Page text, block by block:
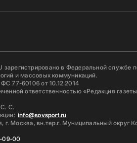
зарегистрировано в Федеральной службе
и массовых коммуникаций.
77-60106 от 10.12.2014
ответственностью «Редакция
С. С.
info@sovsport.ru
г. Москва, вн.тер.г. Муниципальный округ
09-00